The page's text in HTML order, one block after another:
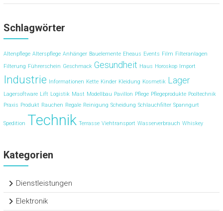
Schlagwörter
Altenpflege Alterspflege Anhänger Bauelemente Eheaus Events Film Filteranlagen
Filterung Führerschein Geschmack Gesundheit Haus Horoskop Import
Industrie Informationen Kette Kinder Kleidung Kosmetik Lager
Lagersoftware Lift Logistik Mast Modellbau Pavillon Pflege Pflegeprodukte Pooltechnik
Praxis Produkt Rauchen Regale Reinigung Scheidung Schlauchfilter Spanngurt
Spedition Technik Terrasse Viehtransport Wasserverbrauch Whiskey
Kategorien
Dienstleistungen
Elektronik